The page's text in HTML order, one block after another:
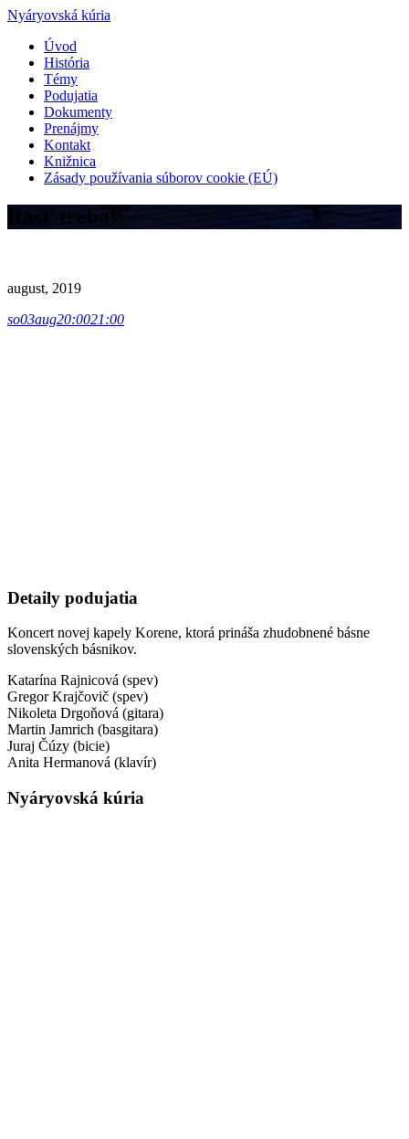
Nyáryovská kúria
Úvod
História
Témy
Podujatia
Dokumenty
Prenájmy
Kontakt
Knižnica
Zásady používania súborov cookie (EÚ)
Rásť treba!
august, 2019
so03aug20:0021:00
Detaily podujatia
Koncert novej kapely Korene, ktorá prináša zhudobnené básne
slovenských básnikov.
Katarína Rajnicová (spev)
Gregor Krajčovič (spev)
Nikoleta Drgoňová (gitara)
Martin Jamrich (basgitara)
Juraj Čúzy (bicie)
Anita Hermanová (klavír)
Nyáryovská kúria